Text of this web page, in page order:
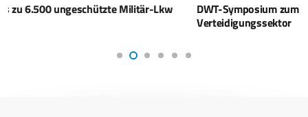
DWT-Symposium zum Additive Manufacturing im